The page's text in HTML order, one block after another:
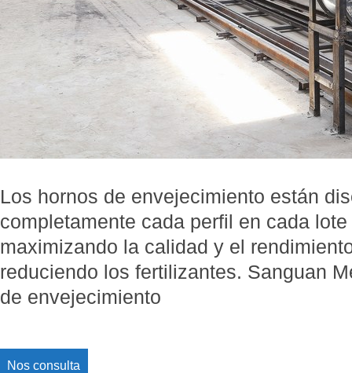
Los hornos de envejecimiento están
completamente cada perfil en cada
maximizando la calidad y el
reduciendo los fertilizantes. Sanguan
de envejecimiento
Nos consulta